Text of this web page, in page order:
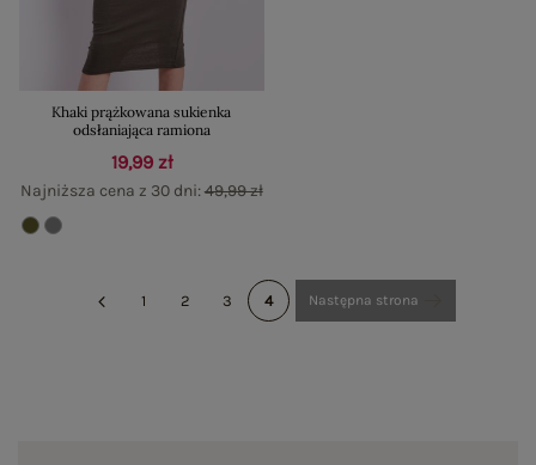
Khaki prążkowana sukienka
odsłaniająca ramiona
19,99 zł
Najniższa cena z 30 dni:49,99 zł
1 2 3 4 Następna strona